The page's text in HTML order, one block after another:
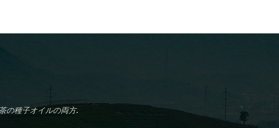
の種子オイルの両方.